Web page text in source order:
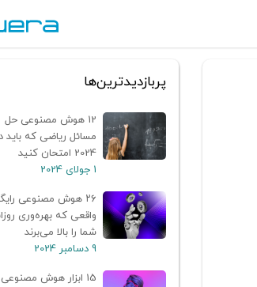
پربازدیدترین‌ها
12 هوش مصنوعی حل
مسائل ریاضی که باید
2024 امتحان کنید
1 جولای 2024
۲۶ هوش مصنوعی
واقعی که بهره‌وری
شما را بالا می‌برند
9 دسامبر 2024
15 ابزار هوش مصنوعی